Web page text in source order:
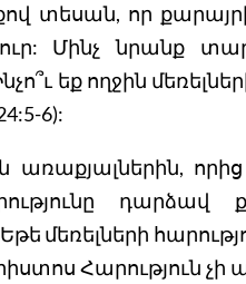
տեսան, որ
Մինչ նրանք
եք ողջին
6):
առաքյալներին,
դարձավ
մեռելների
Հարություն չի